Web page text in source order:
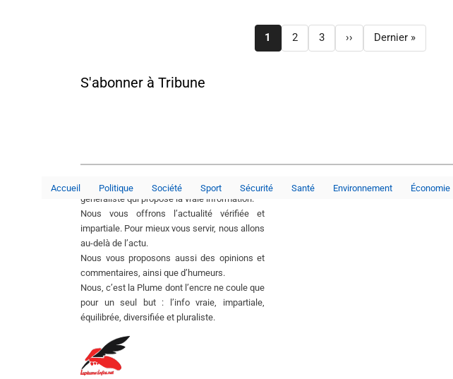
Page
1 Page
2 Page
3 Page suivante
›› Dernière page
Dernier »
S'abonner à Tribune
La Plume Infos est un média en ligne
généraliste qui propose la vraie information.
Nous vous offrons l’actualité vérifiée et
impartiale. Pour mieux vous servir, nous allons
au-delà de l’actu.
Nous vous proposons aussi des opinions et
commentaires, ainsi que d’humeurs.
Nous, c’est la Plume dont l’encre ne coule que
pour un seul but : l’info vraie, impartiale,
équilibrée, diversifiée et pluraliste.
Accueil Politique Société Sport Sécurité Santé Environnement Économie